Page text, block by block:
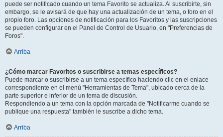
puede ser notificado cuando un tema Favorito se actualiza. Al suscribirte, sin
embargo, se le avisará de que hay una actualización de un tema, o foro en el
propio foro. Las opciones de notificación para los Favoritos y las suscripciones
se pueden configurar en el Panel de Control de Usuario, en "Preferencias de
Foros".
Arriba
¿Cómo marcar Favoritos o suscribirse a temas específicos?
Puede marcar o suscribirse a un tema específico haciendo clic en el enlace
correspondiente en el menú "Herramientas de Tema", ubicado cerca de la
parte superior e inferior de un tema de discusión.
Respondiendo a un tema con la opción marcada de "Notificarme cuando se
publique una respuesta" también le suscribe a dicho tema.
Arriba